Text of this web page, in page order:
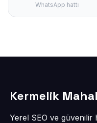
WhatsApp hattı
Kermelik
Yerel SEO ve güvenilir